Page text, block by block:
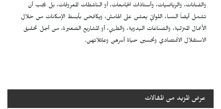
والفنانات، والرياضيات، وأستاذات الجامعات، أو الناشطات المعروفات، بل يجب أن
تشمل أيضاً النساء اللواتي يعشن على الهامش، ويكافحن بأبسط الإمكانات من خلال
الأعمال المنزلية، والصناعات اليدوية، والطهي، أو المشاريع الصغيرة، من أجل تحقيق
الاستقلال الاقتصادي وتحسين حياة أسرهن وعائلاتهن.
عرض المزيد من المقالات